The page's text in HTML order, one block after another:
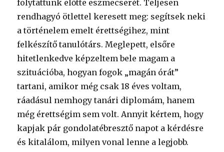
folytattunk előtte eszmecserét. Teljesen
rendhagyó ötlettel keresett meg: segítsek neki
a történelem emelt érettségihez, mint
felkészítő tanulótárs. Meglepett, elsőre
hitetlenkedve képzeltem bele magam a
szituációba, hogyan fogok „magán órát”
tartani, amikor még csak 18 éves voltam,
ráadásul nemhogy tanári diplomám, hanem
még érettségim sem volt. Annyit kértem, hogy
kapjak pár gondolatébresztő napot a kérdésre
és kitalálom, milyen vonal lenne a legjobb.